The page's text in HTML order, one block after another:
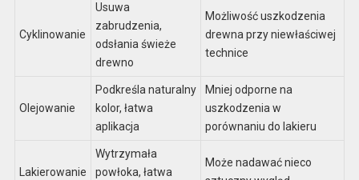
Cyklinowanie
Usuwa
zabrudzenia,
odsłania świeże
drewno
Możliwość uszkodzenia
drewna przy niewłaściwej
technice
Olejowanie
Podkreśla naturalny
kolor, łatwa
aplikacja
Mniej odporne na
uszkodzenia w
porównaniu do lakieru
Lakierowanie
Wytrzymała
powłoka, łatwa
Może nadawać nieco